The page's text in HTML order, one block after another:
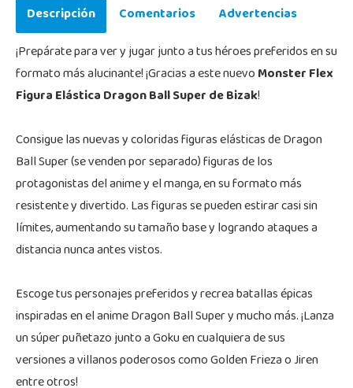
Descripción Comentarios
Advertencias
¡Prepárate para ver y jugar junto a tus héroes preferidos en su
formato más alucinante! ¡Gracias a este nuevoMonster Flex
Figura Elástica Dragon Ball Super de Bizak!
Consigue las nuevas y coloridas figuras elásticas de Dragon
Ball Super (se venden por separado) figuras de los
protagonistas del anime y el manga, en su formato más
resistente y divertido. Las figuras se pueden estirar casi sin
límites, aumentando su tamaño base y logrando ataques a
distancia nunca antes vistos.
Escoge tus personajes preferidos y recrea batallas épicas
inspiradas en el anime Dragon Ball Super y mucho más. ¡Lanza
un súper puñetazo junto a Goku en cualquiera de sus
versiones a villanos poderosos como Golden Frieza o Jiren